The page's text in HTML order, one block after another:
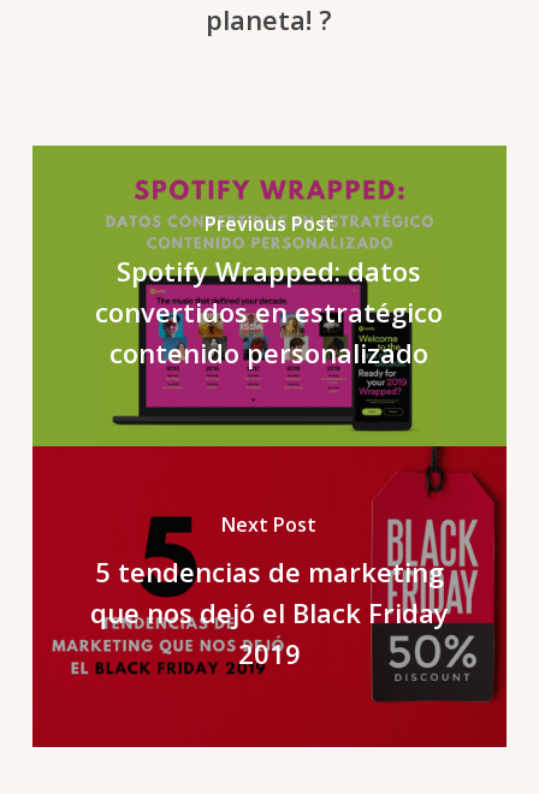
planeta! ?
Previous Post
Spotify Wrapped: datos
convertidos en estratégico
contenido personalizado
Next Post
5 tendencias de marketing
que nos dejó el Black Friday
2019